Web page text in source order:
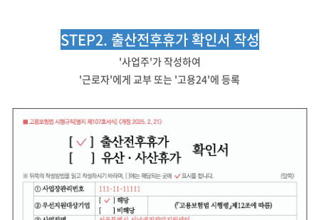
STEP2. 출산전후휴가 확인서 작성
'사업주'가 작성하여
'근로자'에게 교부 또는 '고용24'에 등록